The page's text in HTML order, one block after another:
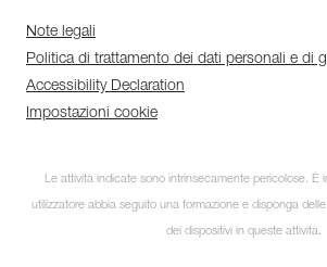
Note legali
Politica di trattamento dei dati personali e di
Accessibility Declaration
Impostazioni cookie
Le attività indicate sono intrinsecamente pericolose. È
utilizzatore abbia seguito una formazione e disponga
dei dispositivi in queste attività.